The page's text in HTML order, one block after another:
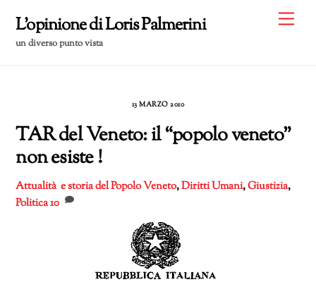
content
L'opinione di Loris Palmerini
un diverso punto vista
13 MARZO 2010
TAR del Veneto: il “popolo veneto”
non esiste !
Attualità e storia del Popolo Veneto,Diritti Umani,Giustizia,
Politica10